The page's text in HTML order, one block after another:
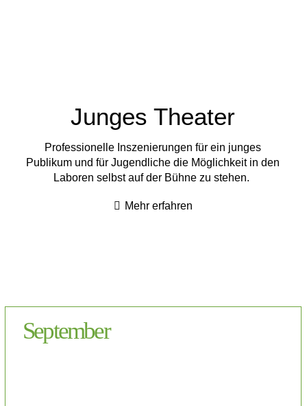
Junges Theater
Professionelle Inszenierungen für ein junges
Publikum und für Jugendliche die Möglichkeit in den
Laboren selbst auf der Bühne zu stehen.
Mehr erfahren
September